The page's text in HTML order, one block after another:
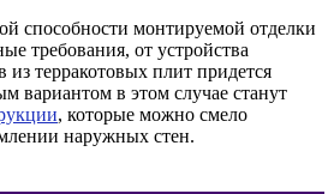
способности монтируемой отделки
требования, от устройства
терракотовых плит придется
вариантом в этом случае станут
, которые можно смело
наружных стен.